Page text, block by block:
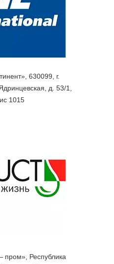
630099, г.
д. 53/1,
1015
Республика